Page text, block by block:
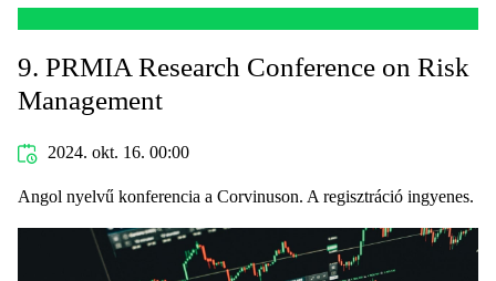
9. PRMIA Research Conference on Risk
Management
2024. okt. 16. 00:00
Angol nyelvű konferencia a Corvinuson. A regisztráció ingyenes.